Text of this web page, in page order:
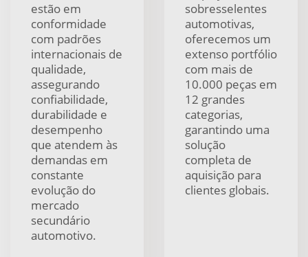
estão em
conformidade
com padrões
internacionais de
qualidade,
assegurando
confiabilidade,
durabilidade e
desempenho
que atendem às
demandas em
constante
evolução do
mercado
secundário
automotivo.
sobresselentes
automotivas,
oferecemos um
extenso portfólio
com mais de
10.000 peças em
12 grandes
categorias,
garantindo uma
solução
completa de
aquisição para
clientes globais.